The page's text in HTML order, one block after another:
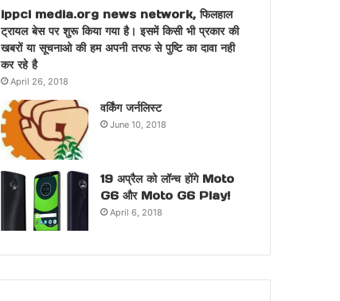
ippci media.org news network, फिलहाल
ट्रायल बेस पर शुरू किया गया है। इसमें किसी भी प्रकार की
खबरों या सूचनाओ की हम अपनी तरफ से पुष्टि का दावा नही
कर रहे है
April 26, 2018
वर्किंग जर्नलिस्ट
June 10, 2018
19 अप्रैल को लॉन्च होंगे Moto
G6 और Moto G6 Play!
April 6, 2018